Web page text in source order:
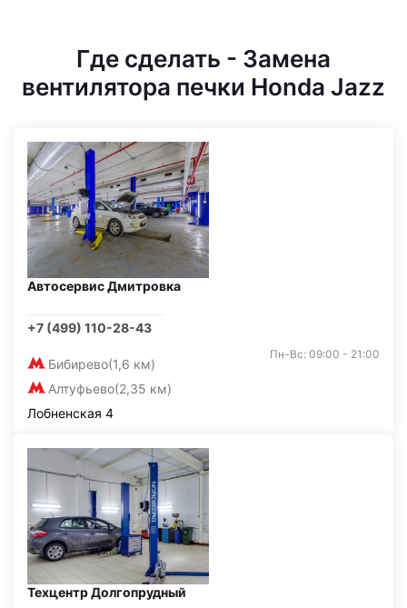
Где сделать - Замена
вентилятора печки Honda Jazz
Автосервис Дмитровка
+7 (499) 110-28-43
Бибирево(1,6 км)
Алтуфьево(2,35 км)
Пн-Вс: 09:00 - 21:00
Лобненская 4
Техцентр Долгопрудный